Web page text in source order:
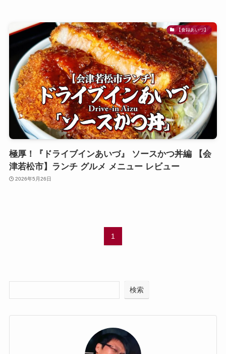
【食録あいづ】
極厚！『ドライブインあいづ』 ソースかつ丼編 【会
津若松市】ランチ グルメ メニュー レビュー
2026年5月26日
1
検索